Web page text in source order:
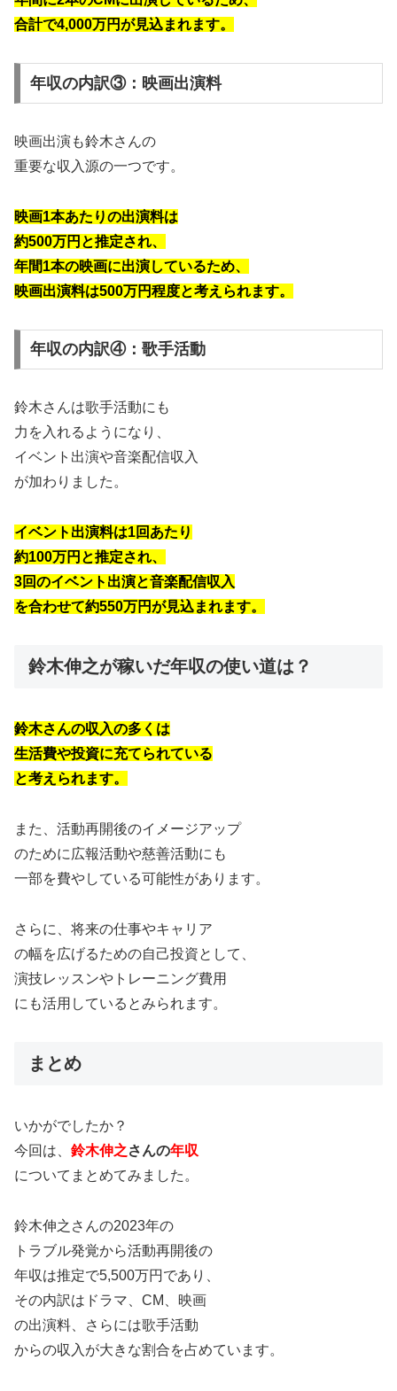
合計で4,000万円が見込まれます。
年収の内訳③：映画出演料
映画出演も鈴木さんの
重要な収入源の一つです。
映画1本あたりの出演料は
約500万円と推定され、
年間1本の映画に出演しているため、
映画出演料は500万円程度と考えられます。
年収の内訳④：歌手活動
鈴木さんは歌手活動にも
力を入れるようになり、
イベント出演や音楽配信収入
が加わりました。
イベント出演料は1回あたり
約100万円と推定され、
3回のイベント出演と音楽配信収入
を合わせて約550万円が見込まれます。
鈴木伸之が稼いだ年収の使い道は？
鈴木さんの収入の多くは
生活費や投資に充てられている
と考えられます。
また、活動再開後のイメージアップ
のために広報活動や慈善活動にも
一部を費やしている可能性があります。
さらに、将来の仕事やキャリア
の幅を広げるための自己投資として、
演技レッスンやトレーニング費用
にも活用しているとみられます。
まとめ
いかがでしたか？
今回は、 鈴木伸之さんの年収
についてまとめてみました。
鈴木伸之さんの2023年の
トラブル発覚から活動再開後の
年収は推定で5,500万円であり、
その内訳はドラマ、CM、映画
の出演料、さらには歌手活動
からの収入が大きな割合を占めています。